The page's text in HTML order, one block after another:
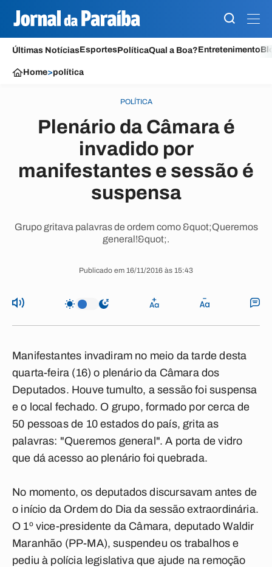
Últimas NotíciasEsportesPolíticaQual a Boa?Entretenimento
Home>política
POLÍTICA
Plenário da Câmara é
invadido por
manifestantes e sessão é
suspensa
Grupo gritava palavras de ordem como &quot;Queremos
general!&quot;.
Publicado em 16/11/2016 às 15:43
Manifestantes invadiram no meio da tarde desta
quarta-feira (16) o plenário da Câmara dos
Deputados. Houve tumulto, a sessão foi suspensa
e o local fechado. O grupo, formado por cerca de
50 pessoas de 10 estados do país, grita as
palavras: "Queremos general". A porta de vidro
que dá acesso ao plenário foi quebrada.
No momento, os deputados discursavam antes de
o início da Ordem do Dia da sessão extraordinária.
O 1º vice-presidente da Câmara, deputado Waldir
Maranhão (PP-MA), suspendeu os trabalhos e
pediu à polícia legislativa que ajude na remoção